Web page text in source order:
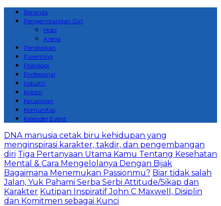
Beranda
Pengembangan Diri
Hobi
Arena
Pendidikan
Parenting
Psikologi
Profesional
Industri
Kolom
Keuangan
Komunitas
Kalender Event
DNA manusia cetak biru kehidupan yang
menginspirasi karakter, takdir, dan pengembangan
diri Tiga Pertanyaan Utama Kamu Tentang Kesehatan
Mental & Cara Mengelolanya Dengan Bijak
Bagaimana Menemukan Passionmu? Biar tidak salah
Jalan, Yuk Pahami Serba Serbi Attitude/Sikap dan
Karakter Kutipan Inspiratif John C Maxwell, Disiplin
dan Komitmen sebagai Kunci